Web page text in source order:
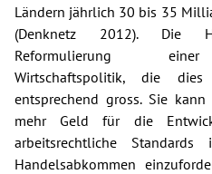
Ländern jährlich 30 bis 35
(Denknetz 2012). Die
Reformulierung einer
Wirtschaftspolitik, die
entsprechend gross. Sie
mehr Geld für die
arbeitsrechtliche
Handelsabkommen